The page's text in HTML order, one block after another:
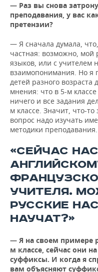
— Раз вы снова
преподавания, у вас
претензии?
— Я сначала думала,
частная: возможно, мой
языков, или с учителем
взаимопонимания. Но я
детей разного
мнения: что в 5-м
ничего и все задания
м классе. Значит, что-то
вопрос надо изучать
методики преподавания.
«СЕЙЧАС
УЧИТЕЛЯ.
РУССКИЕ
НАУЧАТ?»
— Я на своем примере
м классе, сейчас они
суффиксы. И когда я
вам объясняют